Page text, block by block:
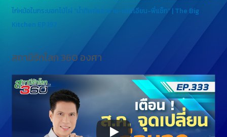
ไก่หม้อในกระบอกไม้ไผ่ “น้ำทิพย์และพาย-เชฟเอียน-พี่แซ็ก” | The Big
Kitchen EP.197
สถานีรักโลก 360 องศา